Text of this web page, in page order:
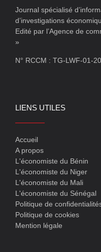
Journal spécialisé
d’investigations
Edité par l’Agence de
»
N° RCCM : TG-LWF-01-
LIENS UTILES
Accueil
A propos
L'économiste du Bénin
L'économiste du Niger
L'économiste du Mali
L'économiste du Sénégal
Politique de
Politique de cookies
Mention légale